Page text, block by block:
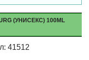
(УНИСЕКС) 100ML
41512